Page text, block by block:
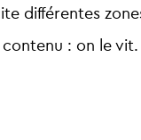
différentes
: on le